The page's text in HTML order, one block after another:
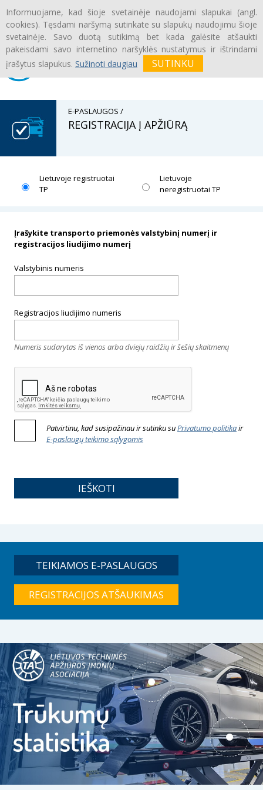
Informuojame, kad šioje svetainėje naudojami slapukai (angl.
cookies). Tęsdami naršymą sutinkate su slapukų naudojimu šioje
svetainėje. Savo duotą sutikimą bet kada galėsite atšaukti
pakeisdami savo internetino naršyklės nustatymus ir ištrindami
įrašytus slapukus. Sužinoti daugiau
Prisijungti | Registruotis
E-PASLAUGOS /
REGISTRACIJA Į APŽIŪRĄ
Lietuvoje registruotai
TP
Lietuvoje
neregistruotai TP
Įrašykite transporto priemonės valstybinį numerį ir
registracijos liudijimo numerį
Valstybinis numeris
Registracijos liudijimo numeris
Numeris sudarytas iš vienos arba dviejų raidžių ir šešių skaitmenų
Patvirtinu, kad susipažinau ir sutinku suPrivatumo politikair
E-paslaugų teikimo sąlygomis
IEŠKOTI
TEIKIAMOS E-PASLAUGOS
REGISTRACIJOS ATŠAUKIMAS